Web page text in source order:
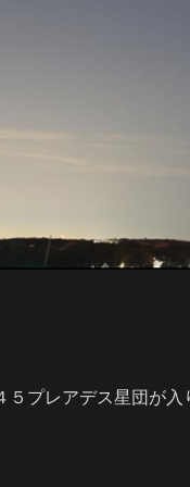
プレアデス星団が入